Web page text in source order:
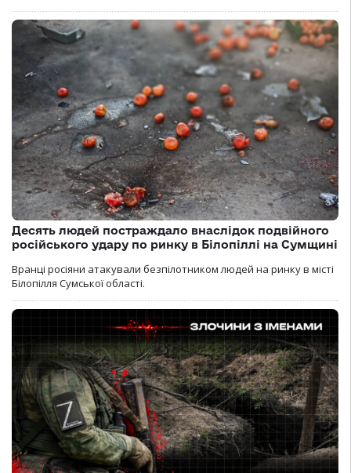
Десять людей постраждало внаслідок подвійного
російського удару по ринку в Білопіллі на Сумщині
Вранці росіяни атакували безпілотником людей на ринку в місті
Білопілля Сумської області.